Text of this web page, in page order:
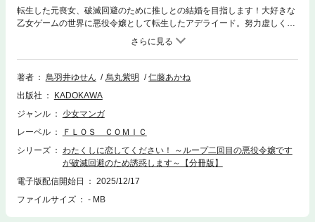
転生した元喪女、破滅回避のために推しとの結婚を目指します！大好きな
乙女ゲームの世界に悪役令嬢として転生したアデライード。努力虚しくシ
ナリオ通り悲惨な死を迎えた…はずが二回目ループに突入！今度こそ破滅
回避するため推しのジークヴァルドと結婚しようとするが……。誘惑っ
て、結婚ってどうすればいいの!? 分冊版第1弾。※本作品は単行本を分割し
たもので、本編内容は同一のものとなります。重複購入にご注意くださ
著者 鳥羽井ゆせん 烏丸紫明
仁藤あかね
出版社
KADOKAWA
ジャンル
少女マンガ
レーベル
ＦＬＯＳ ＣＯＭＩＣ
シリーズ
わたくしに恋してください！ ～ループ二回目の悪役令嬢です
が破滅回避のため誘惑します～【分冊版】
電子版配信開始日
2025/12/17
ファイルサイズ
- MB